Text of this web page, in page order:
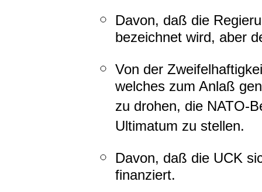
Davon, daß die
bezeichnet wird, aber
Von der
welches zum Anlaß
zu drohen, die NATO-
Ultimatum zu stellen.
Davon, daß die UCK
finanziert.